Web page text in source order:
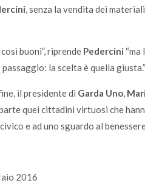
, senza la vendita dei
buoni”, riprende Pedercini
la scelta è quella giusta.”
il presidente di Garda Uno,
quei cittadini virtuosi che
e ad uno sguardo al
2016